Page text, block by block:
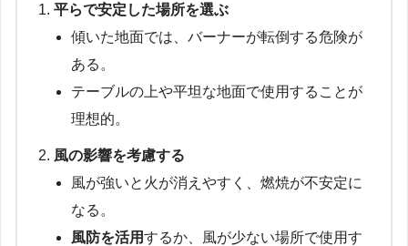
平らで安定した場所を選ぶ
傾いた地面では、バーナーが転倒する危険が
ある。
テーブルの上や平坦な地面で使用することが
理想的。
風の影響を考慮する
風が強いと火が消えやすく、燃焼が不安定に
なる。
風防を活用するか、風が少ない場所で使用す